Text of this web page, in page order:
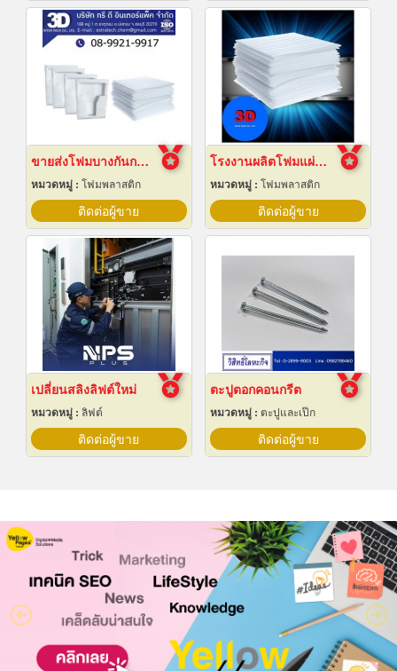
ขายส่งโฟมบางกันกระแทก ราคาโรงงาน
หมวดหมู่ : โฟมพลาสติก
ติดต่อผู้ขาย
โรงงานผลิตโฟมแผ่นเกรด A ชลบุรี
หมวดหมู่ : โฟมพลาสติก
ติดต่อผู้ขาย
เปลี่ยนสลิงลิฟต์ใหม่
หมวดหมู่ : ลิฟต์
ติดต่อผู้ขาย
ตะปูตอกคอนกรีต
หมวดหมู่ : ตะปูและเป๊ก
ติดต่อผู้ขาย